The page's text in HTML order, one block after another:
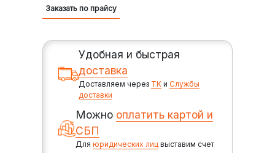
Заказать по прайсу
Удобная и быстрая
доставка
Доставляем через ТК иСлужбы
доставки
Можно оплатить картой и
СБП
Дляюридических лиц выставим счет